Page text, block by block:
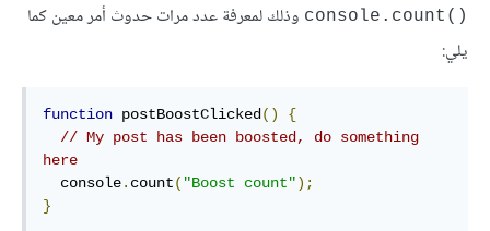
()console.count
وذلك لمعرفة عدد مرات حدوث أمر معين كما
يلي:
function postBoostClicked ()
{
// My post has been boosted, do something
here
  console
. count( "Boost count");
}